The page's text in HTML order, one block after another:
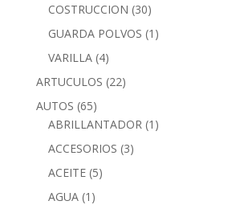
COSTRUCCION (30)
GUARDA POLVOS (1)
VARILLA (4)
ARTUCULOS (22)
AUTOS (65)
ABRILLANTADOR (1)
ACCESORIOS (3)
ACEITE (5)
AGUA (1)